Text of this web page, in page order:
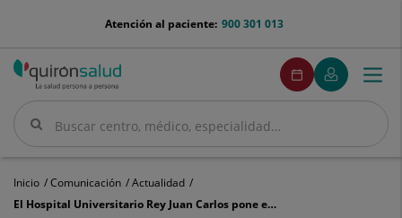
menu-
900 301 013
Atención al paciente:
Buscar
Buscar
menuPedirCita
Pedir
cita
Mi
Quirónsalud
Menú
Inicio Comunicación
Actualidad
El Hospital Universitario Rey Juan Carlos pone en valor el papel del cirujano maxilofacial en la reconstrucción de cuero cabelludo con expansores tisulares, con varios casos de éxito ya realizados